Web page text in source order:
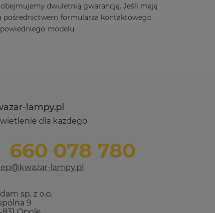
dwuletnią gwarancją. Jeśli mają
pośrednictwem formularza kontaktowego
modelu.
lampy.pl
dla każdego
660 078 780
lampy.pl
sp. z o.o.
9